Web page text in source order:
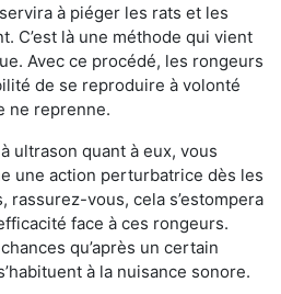
à piéger les rats et les
C’est là une méthode qui vient
Avec ce procédé, les rongeurs
de se reproduire à volonté
ne reprenne.
ultrason quant à eux, vous
une action perturbatrice dès les
rassurez-vous, cela s’estompera
face à ces rongeurs.
qu’après un certain
à la nuisance sonore.